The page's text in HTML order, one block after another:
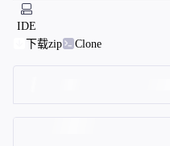
IDE
下载zip
Clone